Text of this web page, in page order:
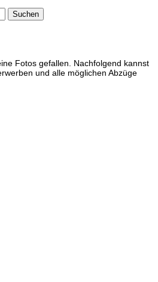
Fotos gefallen. Nachfolgend kannst
und alle möglichen Abzüge